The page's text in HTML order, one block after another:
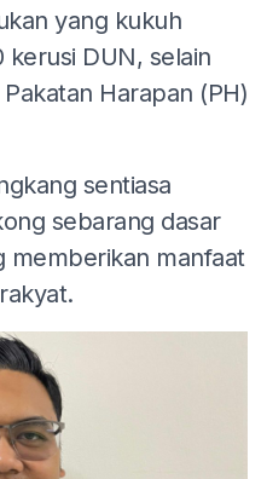
yang kukuh
DUN, selain
Harapan (PH)
sentiasa
sebarang dasar
memberikan manfaat